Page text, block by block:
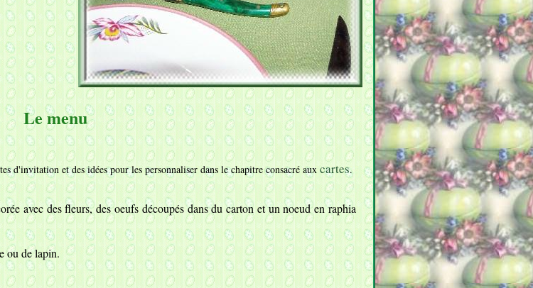
Le menu
d'invitation et des idées pour les personnaliser dans le chapitre consacré aux cartes.
avec des fleurs, des oeufs découpés dans du carton et un noeud en raphia
ou de lapin.